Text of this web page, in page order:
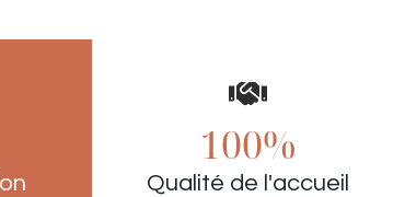
100%
Qualité de l'accueil